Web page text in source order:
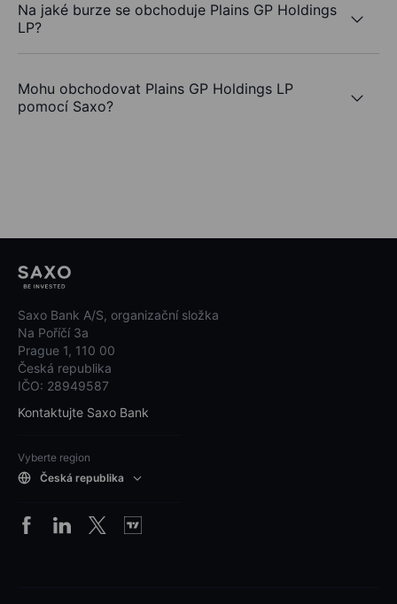
Na jaké burze se obchoduje Plains GP Holdings
LP?
Mohu obchodovat Plains GP Holdings LP
pomocí Saxo?
Saxo Bank A/S, organizační složka
Na Poříčí 3a
Prague 1, 110 00
Česká republika
IČO: 28949587
Kontaktujte Saxo Bank
Vyberte region
Česká republika